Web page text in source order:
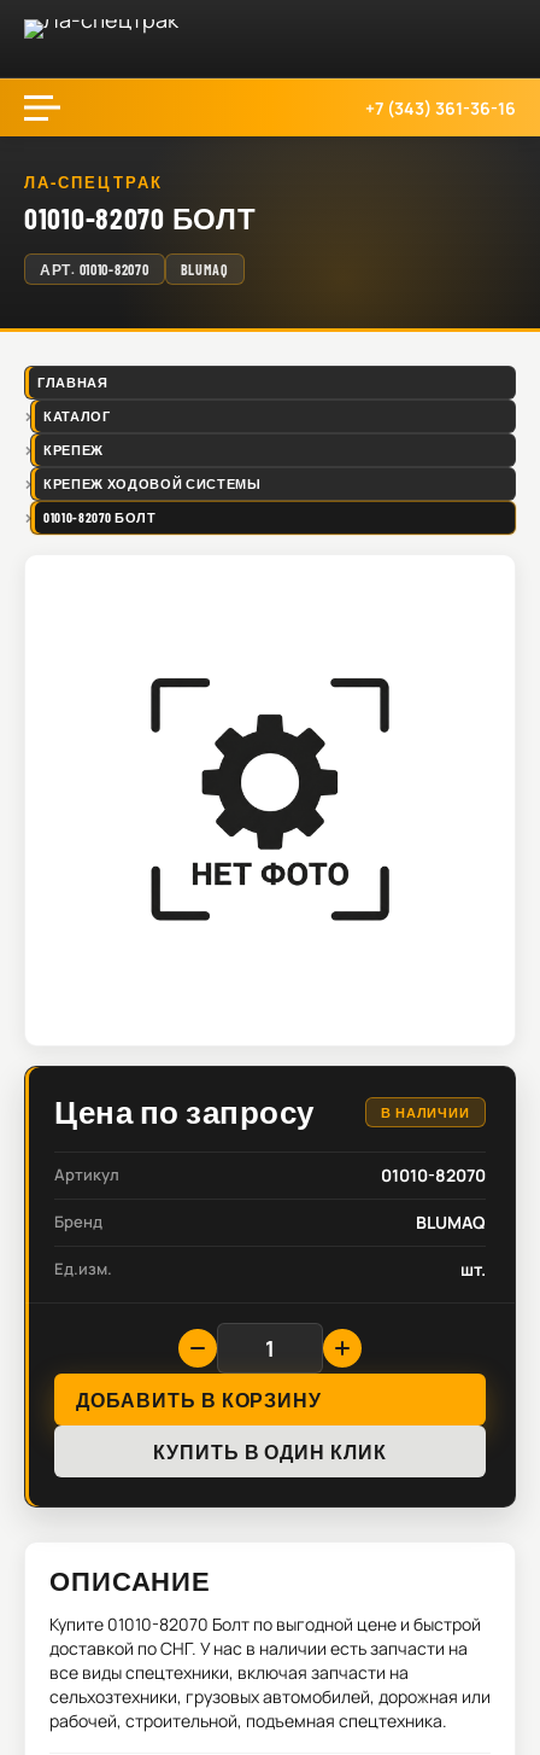
+7 (343) 361-36-16
ЛА-СПЕЦТРАК
01010-82070 БОЛТ
АРТ. 01010-82070 BLUMAQ
ГЛАВНАЯ
КАТАЛОГ
КРЕПЕЖ
КРЕПЕЖ ХОДОВОЙ СИСТЕМЫ
01010-82070 БОЛТ
Цена по запросу В НАЛИЧИИ
Артикул 01010-82070
Бренд BLUMAQ
Ед.изм. шт.
ДОБАВИТЬ В КОРЗИНУ
КУПИТЬ В ОДИН КЛИК
ОПИСАНИЕ
Купите 01010-82070 Болт по выгодной цене и быстрой
доставкой по СНГ. У нас в наличии есть запчасти на
все виды спецтехники, включая запчасти на
сельхозтехники, грузовых автомобилей, дорожная или
рабочей, строительной, подъемная спецтехника.